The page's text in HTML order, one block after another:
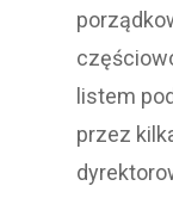
listem
przez